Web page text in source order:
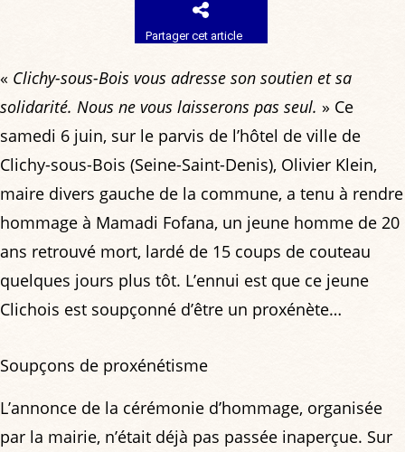
Partager cet article
« Clichy-sous-Bois vous adresse son soutien et sa
solidarité. Nous ne vous laisserons pas seul. » Ce
samedi 6 juin, sur le parvis de l’hôtel de ville de
Clichy-sous-Bois (Seine-Saint-Denis), Olivier Klein,
maire divers gauche de la commune, a tenu à rendre
hommage à Mamadi Fofana, un jeune homme de 20
ans retrouvé mort, lardé de 15 coups de couteau
quelques jours plus tôt. L’ennui est que ce jeune
Clichois est soupçonné d’être un proxénète…
Soupçons de proxénétisme
L’annonce de la cérémonie d’hommage, organisée
par la mairie, n’était déjà pas passée inaperçue. Sur